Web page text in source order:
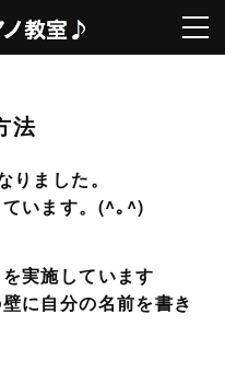
法
ました。
います。(^｡^)
実施しています
に自分の名前を書き